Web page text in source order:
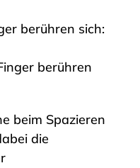
berühren sich:
berühren
beim Spazieren
die